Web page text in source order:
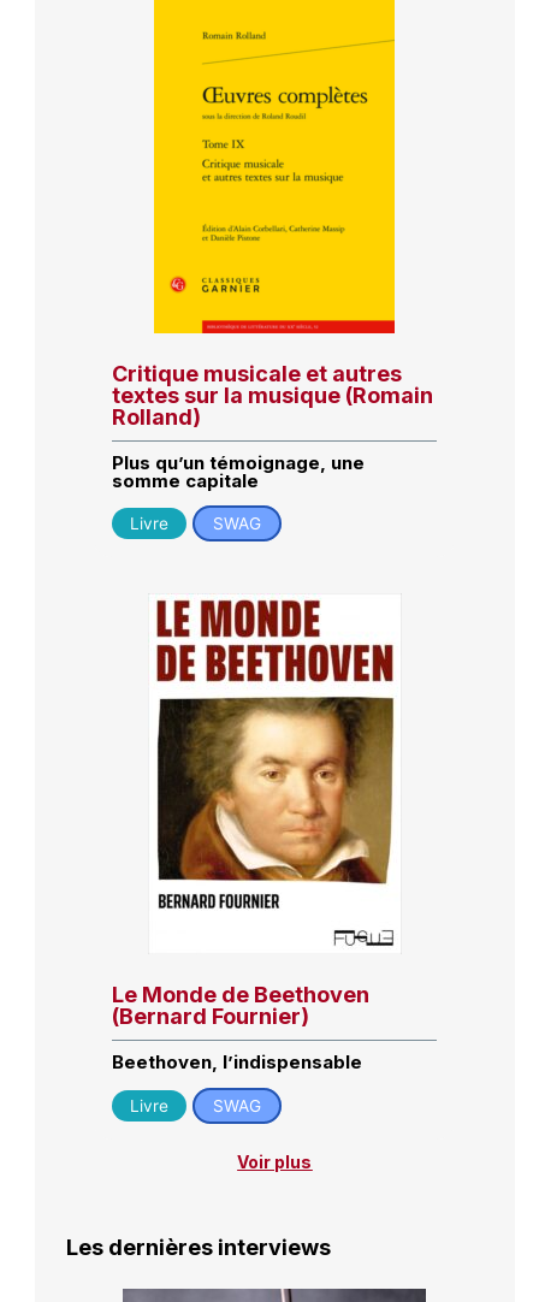
Critique musicale et autres
textes sur la musique (Romain
Rolland)
Plus qu’un témoignage, une
somme capitale
Livre SWAG
Le Monde de Beethoven
(Bernard Fournier)
Beethoven, l’indispensable
Livre SWAG
Voir plus
Les dernières interviews